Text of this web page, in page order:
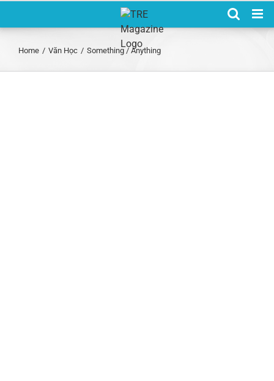
Home / Văn Học / Something / Anything